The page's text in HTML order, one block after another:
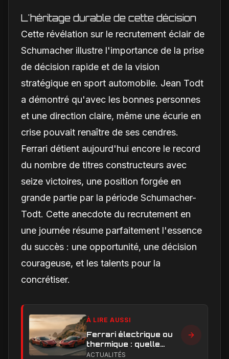
L'héritage durable de cette décision
Cette révélation sur le recrutement éclair de
Schumacher illustre l'importance de la prise
de décision rapide et de la vision
stratégique en sport automobile. Jean Todt
a démontré qu'avec les bonnes personnes
et une direction claire, même une écurie en
crise pouvait renaître de ses cendres.
Ferrari détient aujourd'hui encore le record
du nombre de titres constructeurs avec
seize victoires, une position forgée en
grande partie par la période Schumacher-
Todt. Cette anecdote du recrutement en
une journée résume parfaitement l'essence
du succès : une opportunité, une décision
courageuse, et les talents pour la
concrétiser.
À LIRE AUSSI
Ferrari électrique ou
thermique : quelle
performance et quelle
ACTUALITÉS